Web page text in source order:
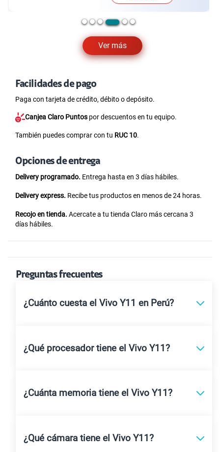
Ver más
Facilidades de pago
Paga con tarjeta de crédito, débito o depósito.
Canjea Claro Puntos por descuentos en tu equipo.
También puedes comprar con tu RUC 10.
Opciones de entrega
Delivery programado. Entrega hasta en 3 días hábiles.
Delivery express. Recibe tus productos en menos de 24 horas.
Recojo en tienda. Acercate a tu tienda Claro más cercana 3
días hábiles.
Preguntas frecuentes
¿Cuánto cuesta el Vivo Y11 en Perú?
¿Qué procesador tiene el Vivo Y11?
¿Cuánta memoria tiene el Vivo Y11?
¿Qué cámara tiene el Vivo Y11?